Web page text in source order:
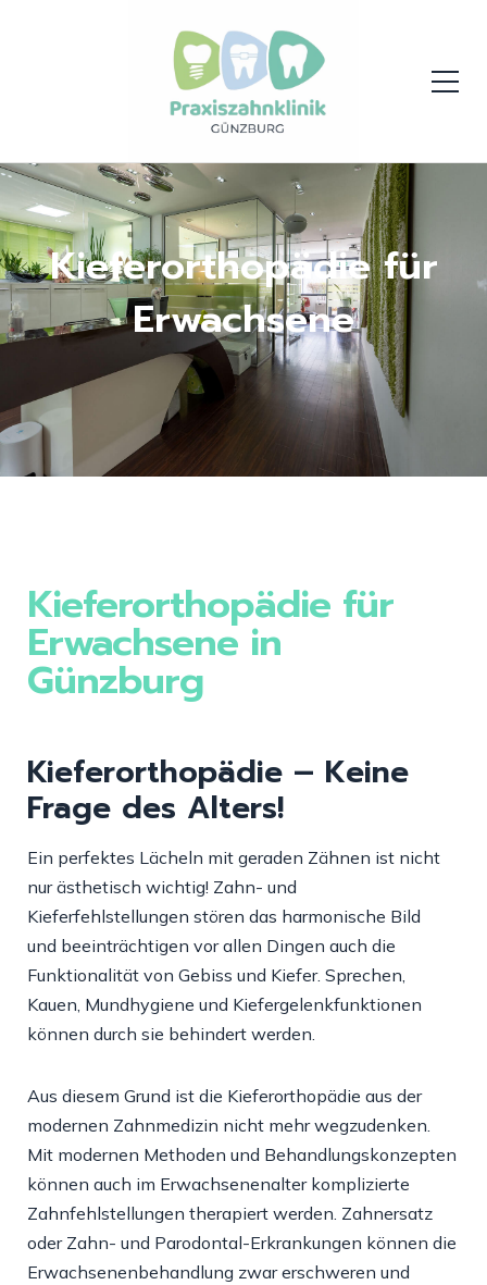
Kieferorthopädie für
Erwachsene
Kieferorthopädie für
Erwachsene in
Günzburg
Kieferorthopädie – Keine
Frage des Alters!
Ein perfektes Lächeln mit geraden Zähnen ist nicht
nur ästhetisch wichtig! Zahn- und
Kieferfehlstellungen stören das harmonische Bild
und beeinträchtigen vor allen Dingen auch die
Funktionalität von Gebiss und Kiefer. Sprechen,
Kauen, Mundhygiene und Kiefergelenkfunktionen
können durch sie behindert werden.
Aus diesem Grund ist die Kieferorthopädie aus der
modernen Zahnmedizin nicht mehr wegzudenken.
Mit modernen Methoden und Behandlungskonzepten
können auch im Erwachsenenalter komplizierte
Zahnfehlstellungen therapiert werden. Zahnersatz
oder Zahn- und Parodontal-Erkrankungen können die
Erwachsenenbehandlung zwar erschweren und